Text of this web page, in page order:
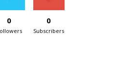
0 0
Subscribers